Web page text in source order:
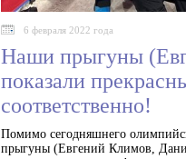
6 февраля 2022 года
Наши прыгуны
показали
соответственно!
Помимо сегодняшнего
прыгуны (Евгений Климов,